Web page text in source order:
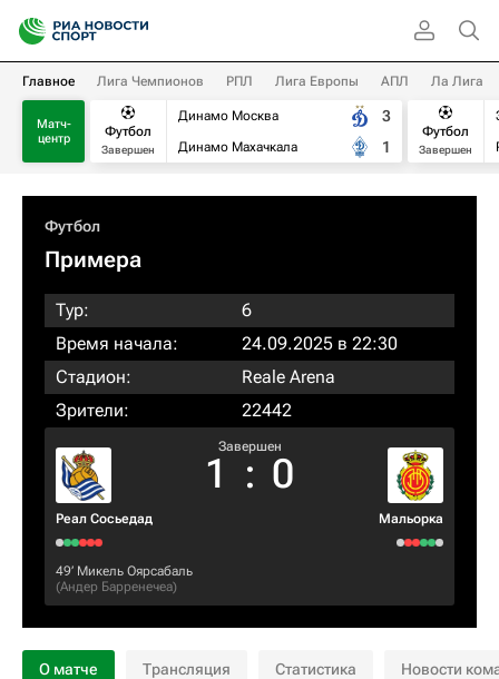
Главное Лига Чемпионов РПЛ Лига Европы АПЛ Ла Лига
Матч-
центр
Футбол
Завершен
Динамо Москва
Динамо Махачкала
3
1
Футбол
Завершен
Футбол
Примера
Тур:
6
Время начала:
24.09.2025 в 22:30
Стадион:
Reale Arena
Зрители:
22442
Реал Сосьедад
Завершен
1 : 0
Мальорка
49‎’‎ Микель Оярсабаль
(Андер Барренечеа)
О матче Трансляция Статистика Новости